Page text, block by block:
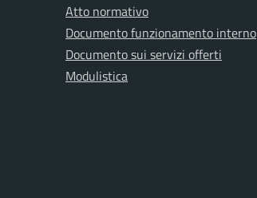
Atto normativo
Documento funzionamento interno
Documento sui servizi offerti
Modulistica